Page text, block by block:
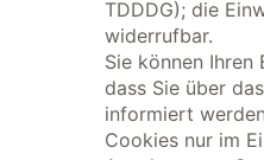
TDDDG); die
widerrufbar.
Sie können Ihren
dass Sie über
informiert
Cookies nur im